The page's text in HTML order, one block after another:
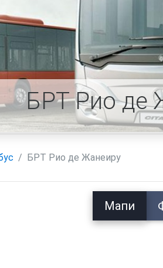
БРТ Рио де
БРТ Рио де Жанеиру
Мапи